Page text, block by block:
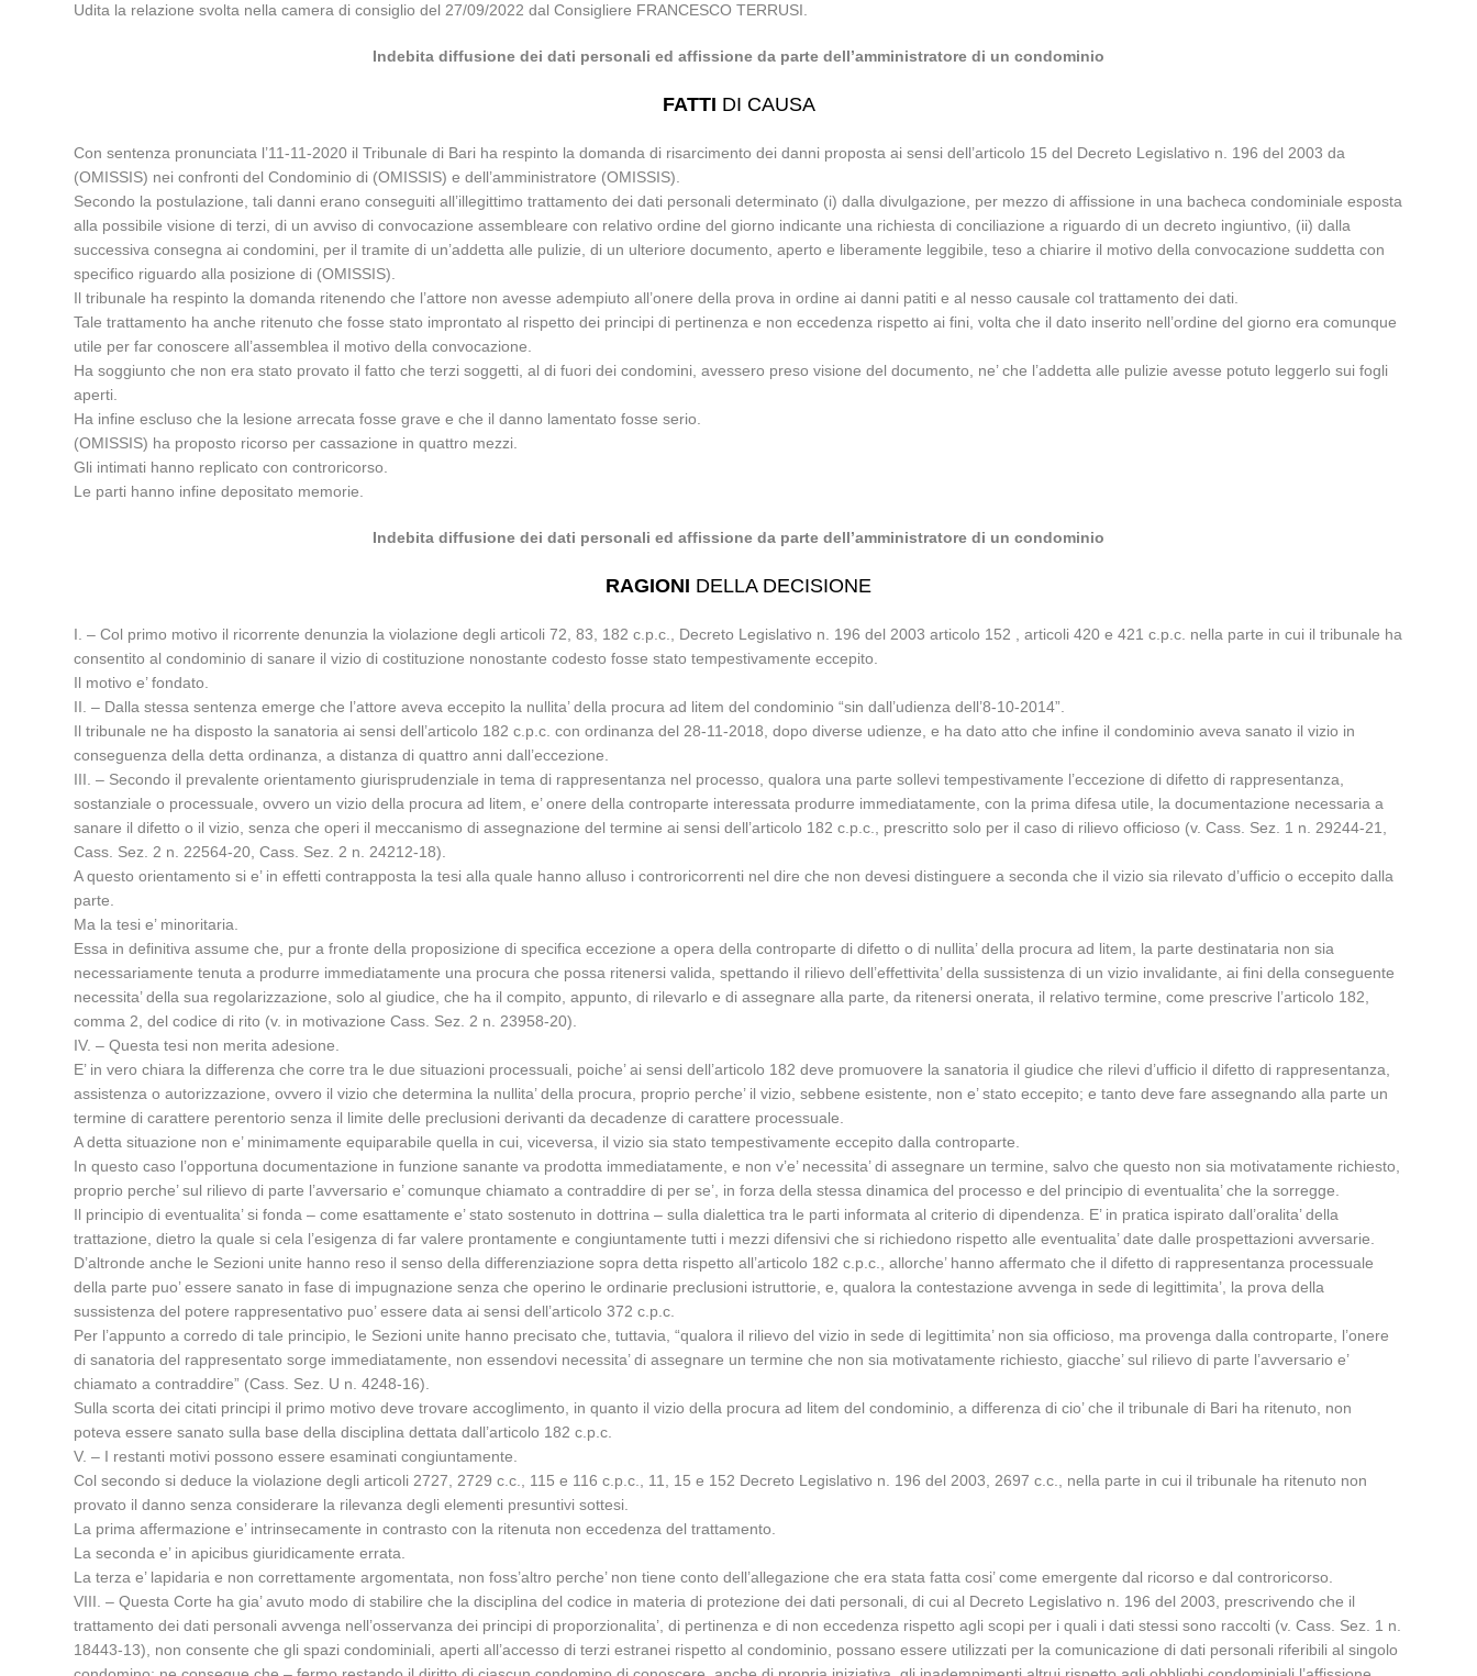
Udita la relazione svolta nella camera di consiglio del 27/09/2022 dal Consigliere FRANCESCO TERRUSI.
Indebita diffusione dei dati personali ed affissione da parte dell’amministratore di un condominio
FATTI DI CAUSA
Con sentenza pronunciata l’11-11-2020 il Tribunale di Bari ha respinto la domanda di risarcimento dei danni proposta ai sensi dell’articolo 15 del Decreto Legislativo n. 196 del 2003 da
(OMISSIS) nei confronti del Condominio di (OMISSIS) e dell’amministratore (OMISSIS).
Secondo la postulazione, tali danni erano conseguiti all’illegittimo trattamento dei dati personali determinato (i) dalla divulgazione, per mezzo di affissione in una bacheca condominiale esposta
alla possibile visione di terzi, di un avviso di convocazione assembleare con relativo ordine del giorno indicante una richiesta di conciliazione a riguardo di un decreto ingiuntivo, (ii) dalla
successiva consegna ai condomini, per il tramite di un’addetta alle pulizie, di un ulteriore documento, aperto e liberamente leggibile, teso a chiarire il motivo della convocazione suddetta con
specifico riguardo alla posizione di (OMISSIS).
Il tribunale ha respinto la domanda ritenendo che l’attore non avesse adempiuto all’onere della prova in ordine ai danni patiti e al nesso causale col trattamento dei dati.
Tale trattamento ha anche ritenuto che fosse stato improntato al rispetto dei principi di pertinenza e non eccedenza rispetto ai fini, volta che il dato inserito nell’ordine del giorno era comunque
utile per far conoscere all’assemblea il motivo della convocazione.
Ha soggiunto che non era stato provato il fatto che terzi soggetti, al di fuori dei condomini, avessero preso visione del documento, ne’ che l’addetta alle pulizie avesse potuto leggerlo sui fogli
aperti.
Ha infine escluso che la lesione arrecata fosse grave e che il danno lamentato fosse serio.
(OMISSIS) ha proposto ricorso per cassazione in quattro mezzi.
Gli intimati hanno replicato con controricorso.
Le parti hanno infine depositato memorie.
Indebita diffusione dei dati personali ed affissione da parte dell’amministratore di un condominio
RAGIONI DELLA DECISIONE
I. – Col primo motivo il ricorrente denunzia la violazione degli articoli 72, 83, 182 c.p.c., Decreto Legislativo n. 196 del 2003 articolo 152 , articoli 420 e 421 c.p.c. nella parte in cui il tribunale ha
consentito al condominio di sanare il vizio di costituzione nonostante codesto fosse stato tempestivamente eccepito.
Il motivo e’ fondato.
II. – Dalla stessa sentenza emerge che l’attore aveva eccepito la nullita’ della procura ad litem del condominio “sin dall’udienza dell’8-10-2014”.
Il tribunale ne ha disposto la sanatoria ai sensi dell’articolo 182 c.p.c. con ordinanza del 28-11-2018, dopo diverse udienze, e ha dato atto che infine il condominio aveva sanato il vizio in
conseguenza della detta ordinanza, a distanza di quattro anni dall’eccezione.
III. – Secondo il prevalente orientamento giurisprudenziale in tema di rappresentanza nel processo, qualora una parte sollevi tempestivamente l’eccezione di difetto di rappresentanza,
sostanziale o processuale, ovvero un vizio della procura ad litem, e’ onere della controparte interessata produrre immediatamente, con la prima difesa utile, la documentazione necessaria a
sanare il difetto o il vizio, senza che operi il meccanismo di assegnazione del termine ai sensi dell’articolo 182 c.p.c., prescritto solo per il caso di rilievo officioso (v. Cass. Sez. 1 n. 29244-21,
Cass. Sez. 2 n. 22564-20, Cass. Sez. 2 n. 24212-18).
A questo orientamento si e’ in effetti contrapposta la tesi alla quale hanno alluso i controricorrenti nel dire che non devesi distinguere a seconda che il vizio sia rilevato d’ufficio o eccepito dalla
parte.
Ma la tesi e’ minoritaria.
Essa in definitiva assume che, pur a fronte della proposizione di specifica eccezione a opera della controparte di difetto o di nullita’ della procura ad litem, la parte destinataria non sia
necessariamente tenuta a produrre immediatamente una procura che possa ritenersi valida, spettando il rilievo dell’effettivita’ della sussistenza di un vizio invalidante, ai fini della conseguente
necessita’ della sua regolarizzazione, solo al giudice, che ha il compito, appunto, di rilevarlo e di assegnare alla parte, da ritenersi onerata, il relativo termine, come prescrive l’articolo 182,
comma 2, del codice di rito (v. in motivazione Cass. Sez. 2 n. 23958-20).
IV. – Questa tesi non merita adesione.
E’ in vero chiara la differenza che corre tra le due situazioni processuali, poiche’ ai sensi dell’articolo 182 deve promuovere la sanatoria il giudice che rilevi d’ufficio il difetto di rappresentanza,
assistenza o autorizzazione, ovvero il vizio che determina la nullita’ della procura, proprio perche’ il vizio, sebbene esistente, non e’ stato eccepito; e tanto deve fare assegnando alla parte un
termine di carattere perentorio senza il limite delle preclusioni derivanti da decadenze di carattere processuale.
A detta situazione non e’ minimamente equiparabile quella in cui, viceversa, il vizio sia stato tempestivamente eccepito dalla controparte.
In questo caso l’opportuna documentazione in funzione sanante va prodotta immediatamente, e non v’e’ necessita’ di assegnare un termine, salvo che questo non sia motivatamente richiesto,
proprio perche’ sul rilievo di parte l’avversario e’ comunque chiamato a contraddire di per se’, in forza della stessa dinamica del processo e del principio di eventualita’ che la sorregge.
Il principio di eventualita’ si fonda – come esattamente e’ stato sostenuto in dottrina – sulla dialettica tra le parti informata al criterio di dipendenza. E’ in pratica ispirato dall’oralita’ della
trattazione, dietro la quale si cela l’esigenza di far valere prontamente e congiuntamente tutti i mezzi difensivi che si richiedono rispetto alle eventualita’ date dalle prospettazioni avversarie.
D’altronde anche le Sezioni unite hanno reso il senso della differenziazione sopra detta rispetto all’articolo 182 c.p.c., allorche’ hanno affermato che il difetto di rappresentanza processuale
della parte puo’ essere sanato in fase di impugnazione senza che operino le ordinarie preclusioni istruttorie, e, qualora la contestazione avvenga in sede di legittimita’, la prova della
sussistenza del potere rappresentativo puo’ essere data ai sensi dell’articolo 372 c.p.c.
Per l’appunto a corredo di tale principio, le Sezioni unite hanno precisato che, tuttavia, “qualora il rilievo del vizio in sede di legittimita’ non sia officioso, ma provenga dalla controparte, l’onere
di sanatoria del rappresentato sorge immediatamente, non essendovi necessita’ di assegnare un termine che non sia motivatamente richiesto, giacche’ sul rilievo di parte l’avversario e’
chiamato a contraddire” (Cass. Sez. U n. 4248-16).
Sulla scorta dei citati principi il primo motivo deve trovare accoglimento, in quanto il vizio della procura ad litem del condominio, a differenza di cio’ che il tribunale di Bari ha ritenuto, non
poteva essere sanato sulla base della disciplina dettata dall’articolo 182 c.p.c.
V. – I restanti motivi possono essere esaminati congiuntamente.
Col secondo si deduce la violazione degli articoli 2727, 2729 c.c., 115 e 116 c.p.c., 11, 15 e 152 Decreto Legislativo n. 196 del 2003, 2697 c.c., nella parte in cui il tribunale ha ritenuto non
provato il danno senza considerare la rilevanza degli elementi presuntivi sottesi.
La prima affermazione e’ intrinsecamente in contrasto con la ritenuta non eccedenza del trattamento.
La seconda e’ in apicibus giuridicamente errata.
La terza e’ lapidaria e non correttamente argomentata, non foss’altro perche’ non tiene conto dell’allegazione che era stata fatta cosi’ come emergente dal ricorso e dal controricorso.
VIII. – Questa Corte ha gia’ avuto modo di stabilire che la disciplina del codice in materia di protezione dei dati personali, di cui al Decreto Legislativo n. 196 del 2003, prescrivendo che il
trattamento dei dati personali avvenga nell’osservanza dei principi di proporzionalita’, di pertinenza e di non eccedenza rispetto agli scopi per i quali i dati stessi sono raccolti (v. Cass. Sez. 1 n.
18443-13), non consente che gli spazi condominiali, aperti all’accesso di terzi estranei rispetto al condominio, possano essere utilizzati per la comunicazione di dati personali riferibili al singolo